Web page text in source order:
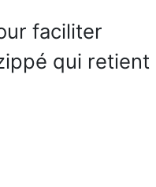
faciliter
qui retient